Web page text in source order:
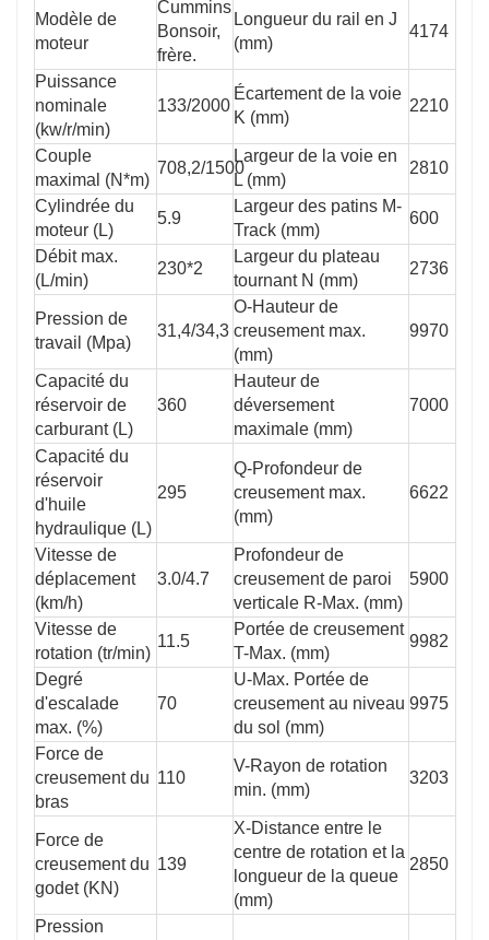
Modèle de
moteur
Cummins
Bonsoir,
frère.
Longueur du rail en J
(mm)
4174
Puissance
nominale
(kw/r/min)
133/2000
Écartement de la voie
K (mm)
2210
Couple
maximal (N*m)
708,2/1500
Largeur de la voie en
L (mm)
2810
Cylindrée du
moteur (L)
5.9
Largeur des patins M-
Track (mm)
600
Débit max.
(L/min)
230*2
Largeur du plateau
tournant N (mm)
2736
Pression de
travail (Mpa)
31,4/34,3
O-Hauteur de
creusement max.
(mm)
9970
Capacité du
réservoir de
carburant (L)
360
Hauteur de
déversement
maximale (mm)
7000
Capacité du
réservoir
d'huile
hydraulique (L)
295
Q-Profondeur de
creusement max.
(mm)
6622
Vitesse de
déplacement
(km/h)
3.0/4.7
Profondeur de
creusement de paroi
verticale R-Max. (mm)
5900
Vitesse de
rotation (tr/min)
11.5
Portée de creusement
T-Max. (mm)
9982
Degré
d'escalade
max. (%)
70
U-Max. Portée de
creusement au niveau
du sol (mm)
9975
Force de
creusement du
bras
110
V-Rayon de rotation
min. (mm)
3203
Force de
creusement du
godet (KN)
139
X-Distance entre le
centre de rotation et la
longueur de la queue
(mm)
2850
Pression